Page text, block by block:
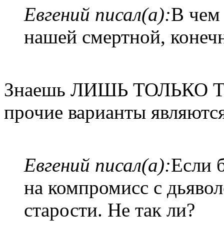
Евгений писал(а):В
нашей смертной,
Знаешь ЛИШЬ ТОЛЬКО
прочие варианты
Евгений писал(а):Если
на компромисс с
старости. Не так ли?